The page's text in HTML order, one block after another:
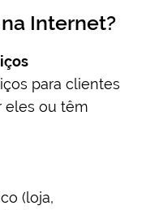
Internet?
para clientes
eles ou têm
(loja,